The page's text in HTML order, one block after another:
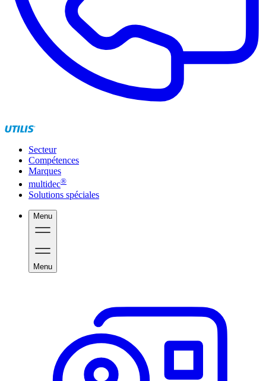
Secteur
Compétences
Marques
multidec®
Solutions spéciales
Menu
Menu